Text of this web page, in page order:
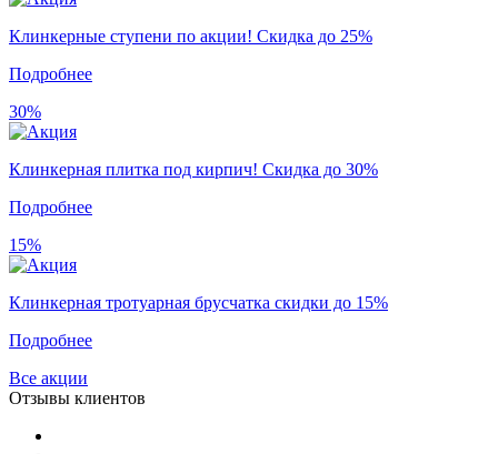
Клинкерные ступени по акции! Скидка до 25%
Подробнее
30%
Клинкерная плитка под кирпич! Скидка до 30%
Подробнее
15%
Клинкерная тротуарная брусчатка скидки до 15%
Подробнее
Все акции
Отзывы клиентов